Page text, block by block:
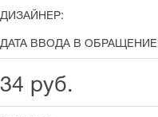
ДИЗАЙНЕР:
ДАТА ВВОДА В
34 руб.